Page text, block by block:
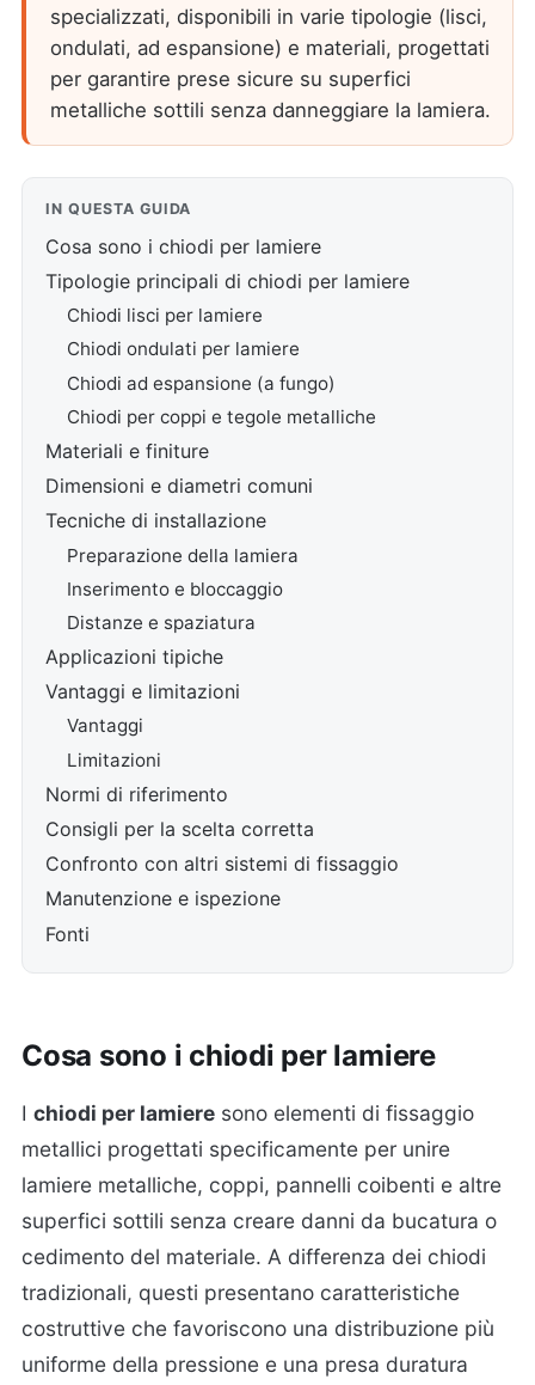
specializzati, disponibili in varie tipologie (lisci,
ondulati, ad espansione) e materiali, progettati
per garantire prese sicure su superfici
metalliche sottili senza danneggiare la lamiera.
IN QUESTA GUIDA
Cosa sono i chiodi per lamiere
Tipologie principali di chiodi per lamiere
Chiodi lisci per lamiere
Chiodi ondulati per lamiere
Chiodi ad espansione (a fungo)
Chiodi per coppi e tegole metalliche
Materiali e finiture
Dimensioni e diametri comuni
Tecniche di installazione
Preparazione della lamiera
Inserimento e bloccaggio
Distanze e spaziatura
Applicazioni tipiche
Vantaggi e limitazioni
Vantaggi
Limitazioni
Normi di riferimento
Consigli per la scelta corretta
Confronto con altri sistemi di fissaggio
Manutenzione e ispezione
Fonti
Cosa sono i chiodi per lamiere
I chiodi per lamiere sono elementi di fissaggio
metallici progettati specificamente per unire
lamiere metalliche, coppi, pannelli coibenti e altre
superfici sottili senza creare danni da bucatura o
cedimento del materiale. A differenza dei chiodi
tradizionali, questi presentano caratteristiche
costruttive che favoriscono una distribuzione più
uniforme della pressione e una presa duratura